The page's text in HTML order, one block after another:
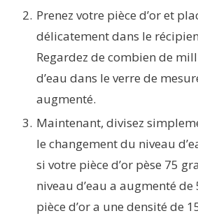
Prenez votre pièce d’or et
délicatement dans le
Regardez de combien de
d’eau dans le verre de
augmenté.
Maintenant, divisez
le changement du niveau
si votre pièce d’or pèse 75
niveau d’eau a augmenté
pièce d’or a une densité de